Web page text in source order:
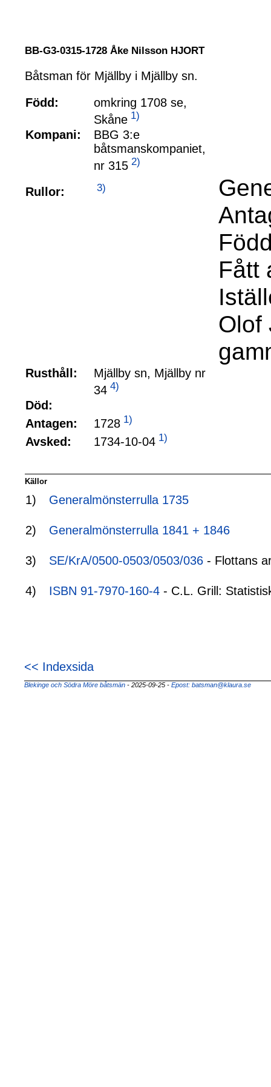
BB-G3-0315-1728 Åke Nilsson HJORT
Båtsman för Mjällby i Mjällby sn.
Född:
omkring 1708 se,
Skåne 1)
Kompani:
BBG 3:e
båtsmanskompaniet,
nr 315 2)
Rullor: 3)
Fått
Olof
Rusthåll:
Mjällby sn, Mjällby nr
34 4)
Död:
Antagen:
1728 1)
Avsked: 1734-10-04 1)
Källor
1) Generalmönsterrulla 1735
2) Generalmönsterrulla 1841 + 1846
3) SE/KrA/0500-0503/0503/036 - Flottans
4) ISBN 91-7970-160-4 - C.L. Grill:
<< Indexsida
Blekinge och Södra Möre båtsmän - 2025-09-25 - Epost: batsman@klaura.se